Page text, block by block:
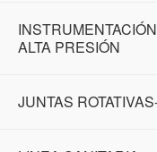
ALTA PRESIÓN
JUNTAS